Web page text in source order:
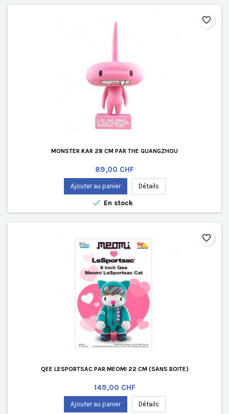
MONSTER KAR 28 CM PAR THE GUANGZHOU
Prix
89,00 CHF
Ajouter au panier Détails
 En stock
favorite_border
QEE LESPORTSAC PAR MEOMI 22 CM (SANS BOITE)
Prix
149,00 CHF
Ajouter au panier Détails
favorite_border